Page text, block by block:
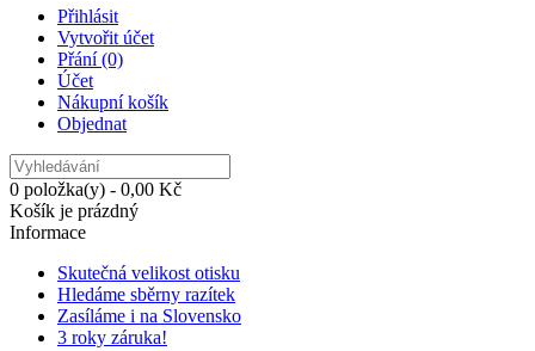
Přihlásit
Vytvořit účet
Přání (0)
Účet
Nákupní košík
Objednat
0 položka(y) - 0,00 Kč
Košík je prázdný
Informace
Skutečná velikost otisku
Hledáme sběrny razítek
Zasíláme i na Slovensko
3 roky záruka!